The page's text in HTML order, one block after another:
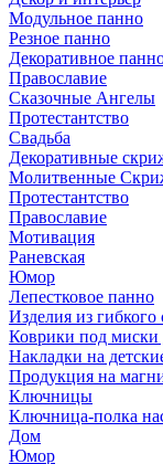
Модульное панно
Резное панно
Декоративное
Православие
Сказочные Ангелы
Протестантство
Свадьба
Декоративные
Молитвенные
Протестантство
Православие
Мотивация
Раневская
Юмор
Лепестковое панно
Изделия из гибкого
Коврики под
Накладки на
Продукция на
Ключницы
Ключница-полка
Дом
Юмор